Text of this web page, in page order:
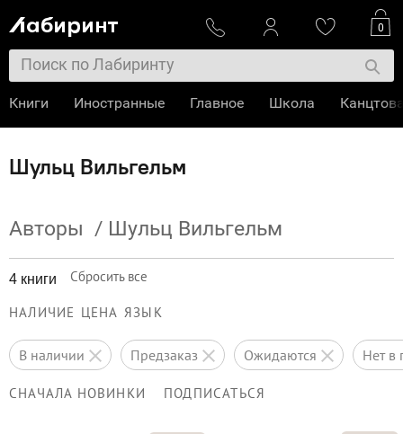
Шульц Вильгельм
Авторы / Шульц Вильгельм
4 книги Сбросить все
НАЛИЧИЕ ЦЕНА ЯЗЫК
в наличии предзаказ ожидаются нет
СНАЧАЛА НОВИНКИ ПОДПИСАТЬСЯ
0
Книги Иностранные Главное Школа